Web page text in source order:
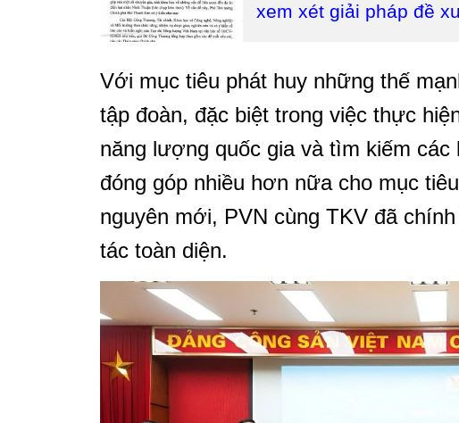
xem xét giải pháp đề
Với mục tiêu phát huy những thế
tập đoàn, đặc biệt trong việc thực
năng lượng quốc gia và tìm kiếm
đóng góp nhiều hơn nữa cho mục
nguyên mới, PVN cùng TKV đã
tác toàn diện.